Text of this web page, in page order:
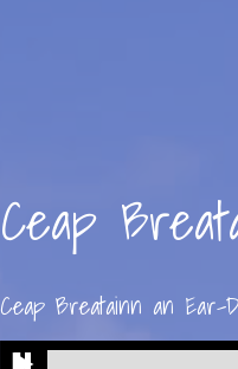
Ceap
Ceap Breatainn an Ear-